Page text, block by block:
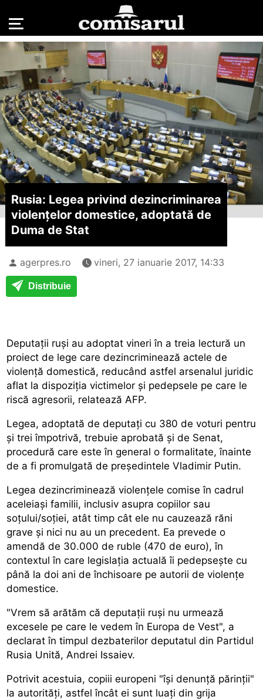
Rusia: Legea privind dezincriminarea
violențelor domestice, adoptată de
Duma de Stat
agerpres.ro vineri, 27 ianuarie 2017, 14:33
Distribuie
Deputații ruși au adoptat vineri în a treia lectură un
proiect de lege care dezincriminează actele de
violență domestică, reducând astfel arsenalul juridic
aflat la dispoziția victimelor și pedepsele pe care le
riscă agresorii, relatează AFP.
Legea, adoptată de deputați cu 380 de voturi pentru
și trei împotrivă, trebuie aprobată și de Senat,
procedură care este în general o formalitate, înainte
de a fi promulgată de președintele Vladimir Putin.
Legea dezincriminează violențele comise în cadrul
aceleiași familii, inclusiv asupra copiilor sau
soțului/soției, atât timp cât ele nu cauzează răni
grave și nici nu au un precedent. Ea prevede o
amendă de 30.000 de ruble (470 de euro), în
contextul în care legislația actuală îi pedepsește cu
până la doi ani de închisoare pe autorii de violențe
domestice.
"Vrem să arătăm că deputații ruși nu urmează
excesele pe care le vedem în Europa de Vest", a
declarat în timpul dezbaterilor deputatul din Partidul
Rusia Unită, Andrei Issaiev.
Potrivit acestuia, copiii europeni "își denunță părinții"
la autorități, astfel încât ei sunt luați din grija